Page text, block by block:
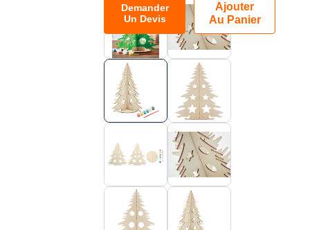
Demander
Un Devis
Ajouter
Au Panier